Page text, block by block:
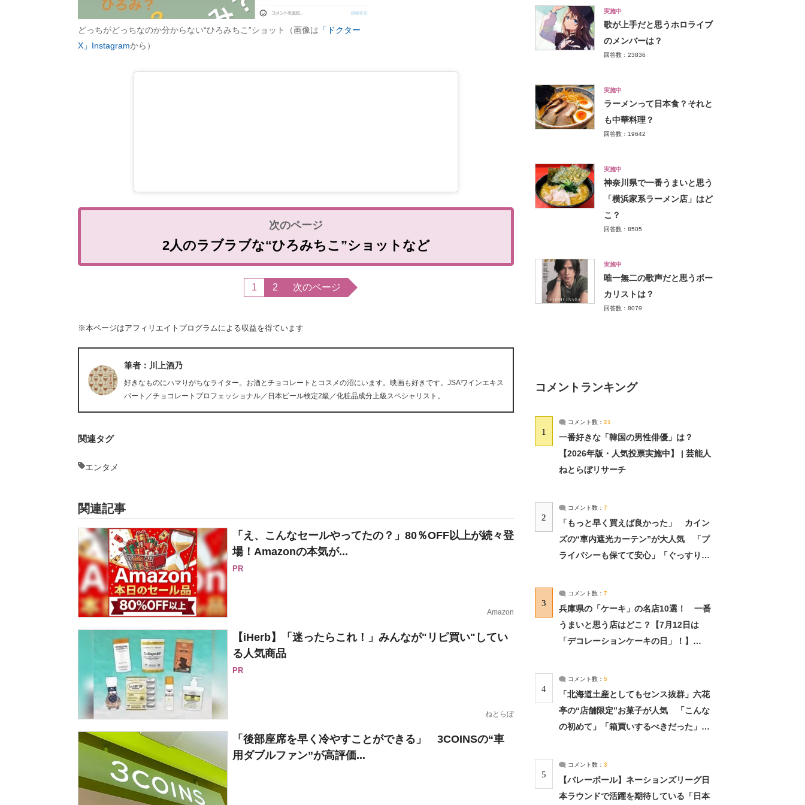
どっちがどっちなのか分からない“ひろみちこ”ショット（画像は 「ドクター
X」Instagramから）
2人のラブラブな“ひろみちこ”ショットなど
1 2 次のページ
※本ページはアフィリエイトプログラムによる収益を得ています
筆者：川上酒乃
好きなものにハマりがちなライター。お酒とチョコレートとコスメの沼にいます。映画も好きです。JSAワインエキス
パート／チョコレートプロフェッショナル／日本ビール検定2級／化粧品成分上級スペシャリスト。
関連タグ
エンタメ
関連記事
「え、こんなセールやってたの？」80％OFF以上が続々登
場！Amazonの本気が...
PR
Amazon
【iHerb】「迷ったらこれ！」みんなが"リピ買い"してい
る人気商品
PR
ねとらぼ
「後部座席を早く冷やすことができる」 3COINSの“車
用ダブルファン”が高評価...
実施中
歌が上手だと思うホロライブ
のメンバーは？
回答数：23836
実施中
ラーメンって日本食？それと
も中華料理？
回答数：19642
実施中
神奈川県で一番うまいと思う
「横浜家系ラーメン店」はど
こ？
回答数：8505
実施中
唯一無二の歌声だと思うボー
カリストは？
回答数：8079
コメントランキング
1
コメント数： 21
一番好きな「韓国の男性俳優」は？
【2026年版・人気投票実施中】 | 芸能人
ねとらぼリサーチ
2
コメント数： 7
「もっと早く買えば良かった」 カイン
ズの“車内遮光カーテン”が大人気 「プ
ライバシーも保てて安心」「ぐっすり眠
3
コメント数： 7
兵庫県の「ケーキ」の名店10選！ 一番
うまいと思う店はどこ？【7月12日は
「デコレーションケーキの日」！】
4
コメント数： 5
「北海道土産としてもセンス抜群」六花
亭の“店舗限定”お菓子が人気 「こんな
の初めて」「箱買いするべきだった」
5
コメント数： 3
【バレーボール】ネーションズリーグ日
本ラウンドで活躍を期待している「日本